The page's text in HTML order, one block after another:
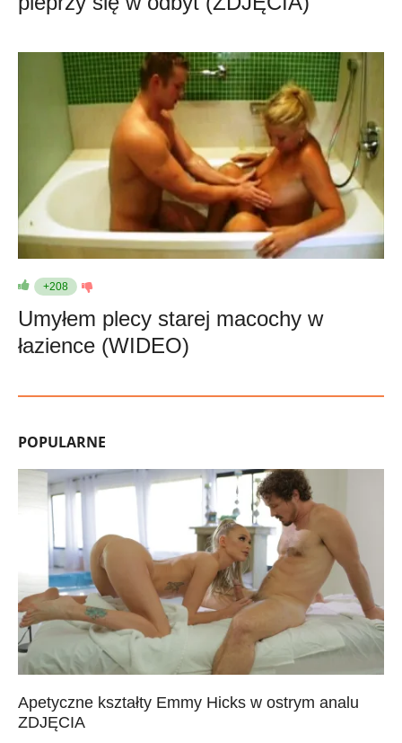
+208
Umyłem plecy starej macochy w
łazience (WIDEO)
POPULARNE
Apetyczne kształty Emmy Hicks w ostrym analu
ZDJĘCIA